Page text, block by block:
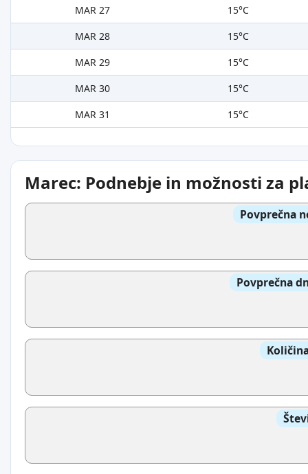
MAR 27
15°C
MAR 28
15°C
MAR 29
15°C
MAR 30
15°C
MAR 31
15°C
Marec: Podnebje in možnosti za
Povprečna
Povprečna